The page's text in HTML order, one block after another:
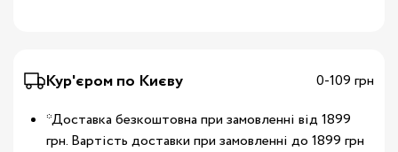
Кур'єром по Києву
0-109 грн
*Доставка безкоштовна при замовленні від 1899
грн. Вартість доставки при замовленні до 1899 грн